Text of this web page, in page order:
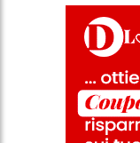
trattamento dei tuoi
più degli scopi sopra
acconsenti all'uso
personali per tutte le
verranno utilizzati
questo sito web.